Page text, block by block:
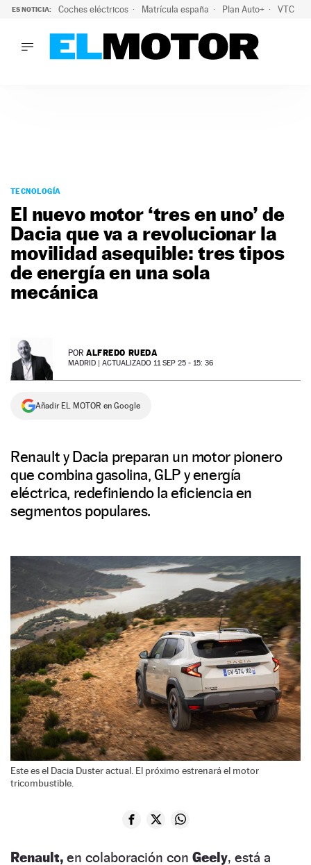
ES NOTICIA: Coches eléctricos Matrícula españa Plan Auto+ VTC
PODCAST
MOTOS
TECNOLOGÍA
SUPERCOCHES
MOTORTV
SERVICIOS
SÍGUENOS
TECNOLOGÍA
El nuevo motor ‘tres en uno’ de
Dacia que va a revolucionar la
movilidad asequible: tres tipos
de energía en una sola
mecánica
POR ALFREDO RUEDA
MADRID | ACTUALIZADO 11 SEP 25 - 15: 36
Añadir EL MOTOR en Google
Renault y Dacia preparan un motor pionero
que combina gasolina, GLP y energía
eléctrica, redefiniendo la eficiencia en
segmentos populares.
Este es el Dacia Duster actual. El próximo estrenará el motor
tricombustible.
Renault, en colaboración con Geely, está a